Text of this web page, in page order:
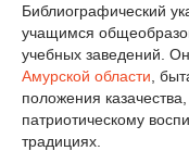
Библиографический
учащимся
учебных заведений.
Амурской области ,
положения
патриотическому
традициях.